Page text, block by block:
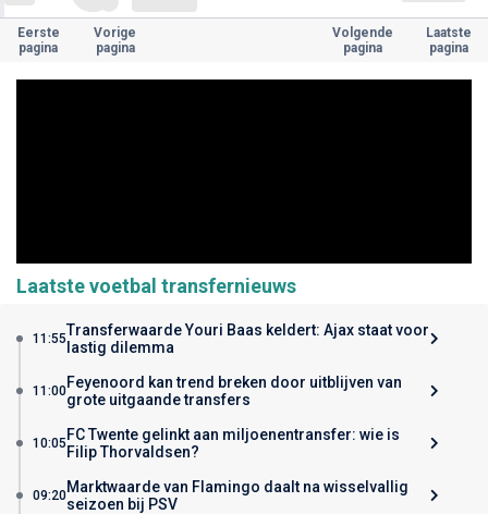
Eerste
pagina
Vorige
pagina
Volgende
pagina
Laatste
pagina
Laatste voetbal transfernieuws
11:55Transferwaarde Youri Baas keldert: Ajax staat voor
lastig dilemma
11:00Feyenoord kan trend breken door uitblijven van
grote uitgaande transfers
10:05 FC Twente gelinkt aan miljoenentransfer: wie is
Filip Thorvaldsen?
09:20Marktwaarde van Flamingo daalt na wisselvallig
seizoen bij PSV